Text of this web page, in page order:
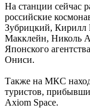
На станции сейчас
российские
Зубрицкий, Кирилл
Макклейн, Николь
Японского
Ониси.
Также на МКС
туристов,
Axiom Space.